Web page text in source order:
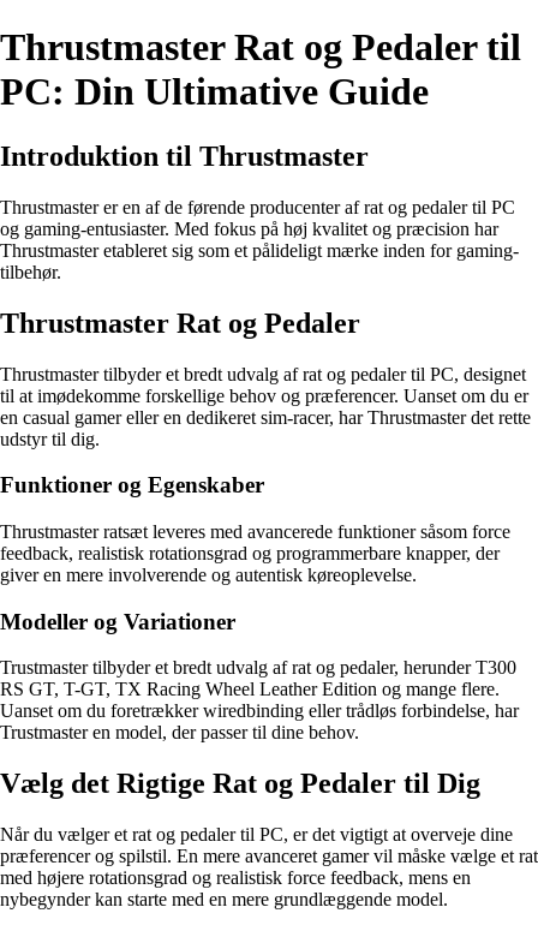
Thrustmaster Rat og Pedaler til
PC: Din Ultimative Guide
Introduktion til Thrustmaster
Thrustmaster er en af de førende producenter af rat og pedaler til PC
og gaming-entusiaster. Med fokus på høj kvalitet og præcision har
Thrustmaster etableret sig som et pålideligt mærke inden for gaming-
tilbehør.
Thrustmaster Rat og Pedaler
Thrustmaster tilbyder et bredt udvalg af rat og pedaler til PC, designet
til at imødekomme forskellige behov og præferencer. Uanset om du er
en casual gamer eller en dedikeret sim-racer, har Thrustmaster det rette
udstyr til dig.
Funktioner og Egenskaber
Thrustmaster ratsæt leveres med avancerede funktioner såsom force
feedback, realistisk rotationsgrad og programmerbare knapper, der
giver en mere involverende og autentisk køreoplevelse.
Modeller og Variationer
Trustmaster tilbyder et bredt udvalg af rat og pedaler, herunder T300
RS GT, T-GT, TX Racing Wheel Leather Edition og mange flere.
Uanset om du foretrækker wiredbinding eller trådløs forbindelse, har
Trustmaster en model, der passer til dine behov.
Vælg det Rigtige Rat og Pedaler til Dig
Når du vælger et rat og pedaler til PC, er det vigtigt at overveje dine
præferencer og spilstil. En mere avanceret gamer vil måske vælge et rat
med højere rotationsgrad og realistisk force feedback, mens en
nybegynder kan starte med en mere grundlæggende model.